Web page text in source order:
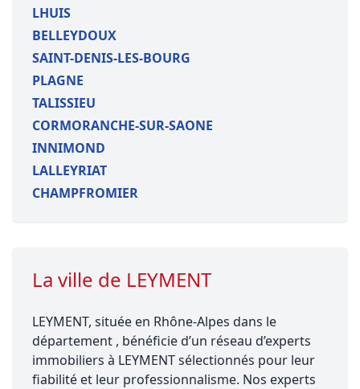
LHUIS
BELLEYDOUX
SAINT-DENIS-LES-BOURG
PLAGNE
TALISSIEU
CORMORANCHE-SUR-SAONE
INNIMOND
LALLEYRIAT
CHAMPFROMIER
La ville de LEYMENT
LEYMENT, située en Rhône-Alpes dans le
département , bénéficie d’un réseau d’experts
immobiliers à LEYMENT sélectionnés pour leur
fiabilité et leur professionnalisme. Nos experts